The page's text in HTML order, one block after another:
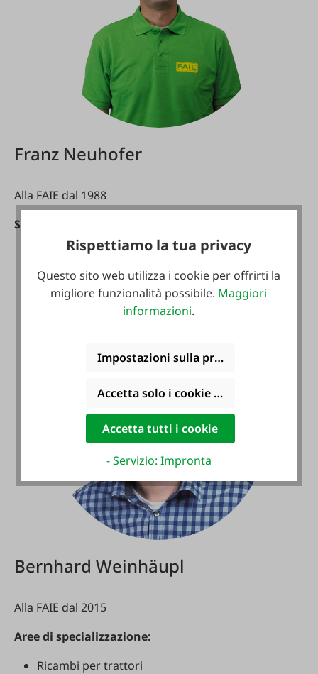
Franz Neuhofer
Alla FAIE dal 1988
Specializzazioni:
Marketing diretto
Costruzione di veicoli
Programma idraulico
Allevamento di bovini da latte
Bernhard Weinhäupl
Alla FAIE dal 2015
Aree di specializzazione:
Ricambi per trattori
Rispettiamo la tua privacy
Questo sito web utilizza i cookie per offrirti la
migliore funzionalità possibile. Maggiori
informazioni.
Impostazioni sulla privacy
Accetta solo i cookie funzionali
Accetta tutti i cookie
- Servizio: Impronta